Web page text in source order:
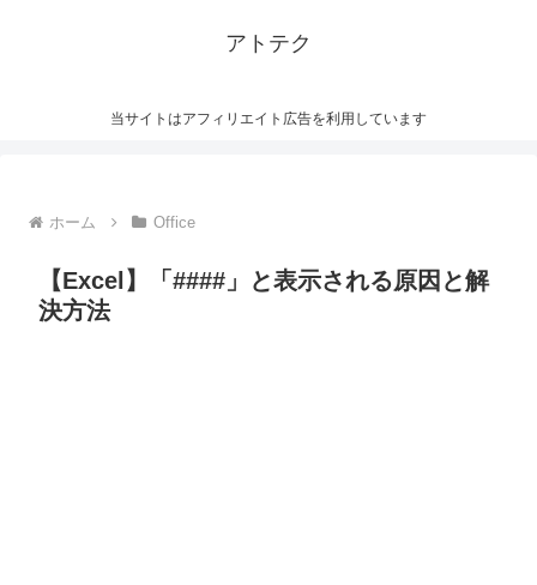
アトテク
当サイトはアフィリエイト広告を利用しています
ホーム Office
【Excel】「####」と表示される原因と解
決方法